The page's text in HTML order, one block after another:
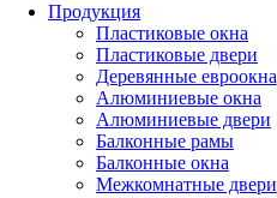
Продукция
Пластиковые окна
Пластиковые двери
Деревянные евроокна
Алюминиевые окна
Алюминиевые двери
Балконные рамы
Балконные окна
Межкомнатные двери